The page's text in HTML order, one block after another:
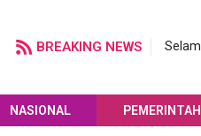
BREAKING NEWS
NASIONAL